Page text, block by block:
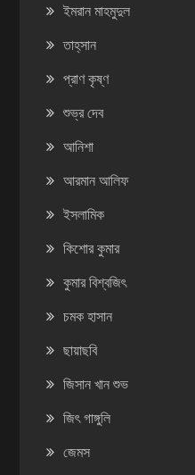
ইমরান মাহমুদুল
তাহ্‌সান
প্রাণ কৃষ্ণ
শুভ্র দেব
আনিশা
আরমান আলিফ
ইসলামিক
কিশোর কুমার
কুমার বিশ্বজিৎ
চমক হাসান
ছায়াছবি
জিসান খান শুভ
জিৎ গাঙ্গুলি
জেমস